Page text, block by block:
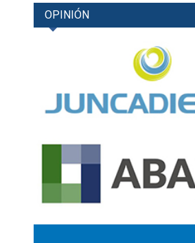
OPINIÓN